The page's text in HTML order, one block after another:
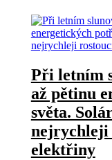
Při letním
až pětinu
světa.
nejrychleji
elektřiny